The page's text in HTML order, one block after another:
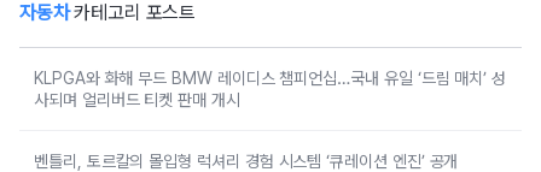
자동차카테고리 포스트
KLPGA와 화해 무드 BMW 레이디스 챔피언십…국내 유일 ‘드림 매치’ 성
사되며 얼리버드 티켓 판매 개시
벤틀리, 토르칼의 몰입형 럭셔리 경험 시스템 ‘큐레이션 엔진’ 공개